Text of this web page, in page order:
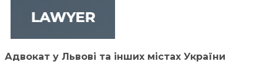
Адвокат у Львові та інших містах України